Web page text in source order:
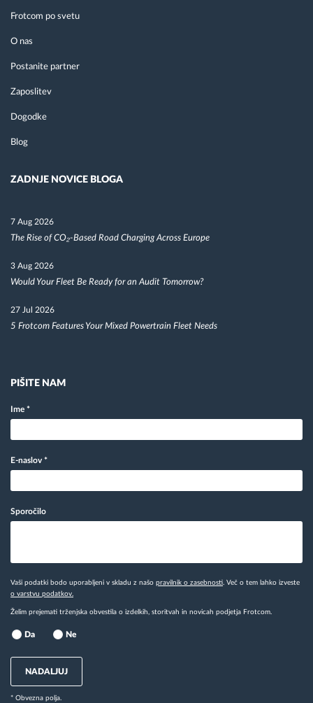
Frotcom po svetu
O nas
Postanite partner
Zaposlitev
Dogodke
Blog
ZADNJE NOVICE BLOGA
7 Aug 2026
The Rise of CO₂-Based Road Charging Across Europe
3 Aug 2026
Would Your Fleet Be Ready for an Audit Tomorrow?
27 Jul 2026
5 Frotcom Features Your Mixed Powertrain Fleet Needs
PIŠITE NAM
Ime *
E-naslov *
Sporočilo
Vaši podatki bodo uporabljeni v skladu z našo pravilnik o zasebnosti. Več o tem lahko izveste
o varstvu podatkov.
Želim prejemati trženjska obvestila o izdelkih, storitvah in novicah podjetja Frotcom.
Da Ne
NADALJUJ
* Obvezna polja.